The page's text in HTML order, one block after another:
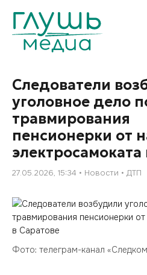
Следователи
уголовное дело
травмирования
пенсионерки от
электросамоката
27.05.2026, 15:34 Новости ДТП
Фото: телеграм-канал